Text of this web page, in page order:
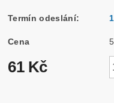
Termín odeslání:
Cena
61 Kč